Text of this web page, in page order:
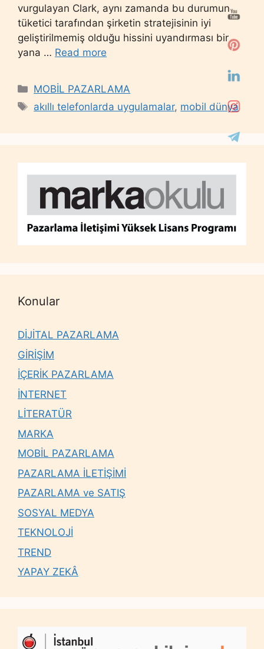
vurgulayan Clark, aynı zamanda bu durumun
tüketici tarafından şirketin stratejisinin iyi
geliştirilmemiş olduğu hissini uyandırması bir
yana … Read more
Categories
MOBİL PAZARLAMA
Tags
akıllı telefonlarda uygulamalar, mobil dünya
Konular
DİJİTAL PAZARLAMA
GİRİŞİM
İÇERİK PAZARLAMA
İNTERNET
LİTERATÜR
MARKA
MOBİL PAZARLAMA
PAZARLAMA İLETİŞİMİ
PAZARLAMA ve SATIŞ
SOSYAL MEDYA
TEKNOLOJİ
TREND
YAPAY ZEKÂ